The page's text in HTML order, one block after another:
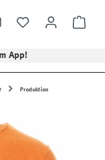
App!
Produktion